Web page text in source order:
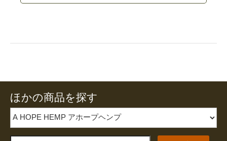
ほかの商品を探す